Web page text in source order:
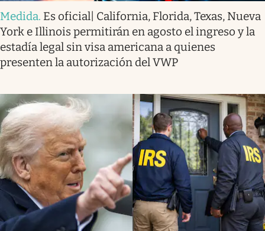
Medida. Es oficial| California, Florida, Texas, Nueva
York e Illinois permitirán en agosto el ingreso y la
estadía legal sin visa americana a quienes
presenten la autorización del VWP